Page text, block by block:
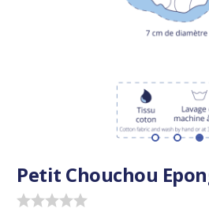
Petit Chouchou